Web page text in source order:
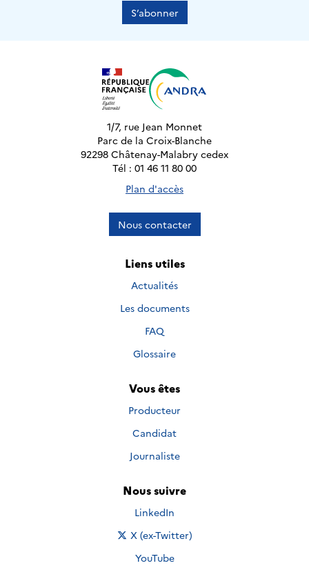
S’abonner
1/7, rue Jean Monnet
Parc de la Croix-Blanche
92298 Châtenay-Malabry cedex
Tél : 01 46 11 80 00
Plan d'accès
Nous contacter
Liens utiles
Actualités
Les documents
FAQ
Glossaire
Vous êtes
Producteur
Candidat
Journaliste
Nous suivre
Nous suivre sur
LinkedIn
Nous suivre sur
X (ex-Twitter)
Nous suivre sur
YouTube